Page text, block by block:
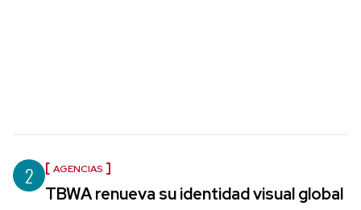
2 AGENCIAS
TBWA renueva su identidad visual global